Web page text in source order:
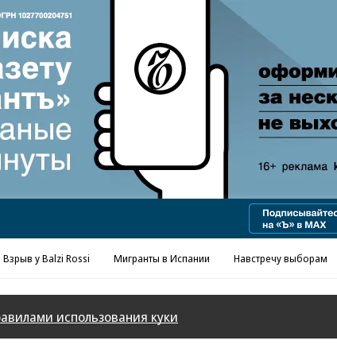
Реклама в «Ъ» www.kommersant.ru/ad
Взрыв у Balzi Rossi Мигранты в Испании Навстречу выборам
использования куки